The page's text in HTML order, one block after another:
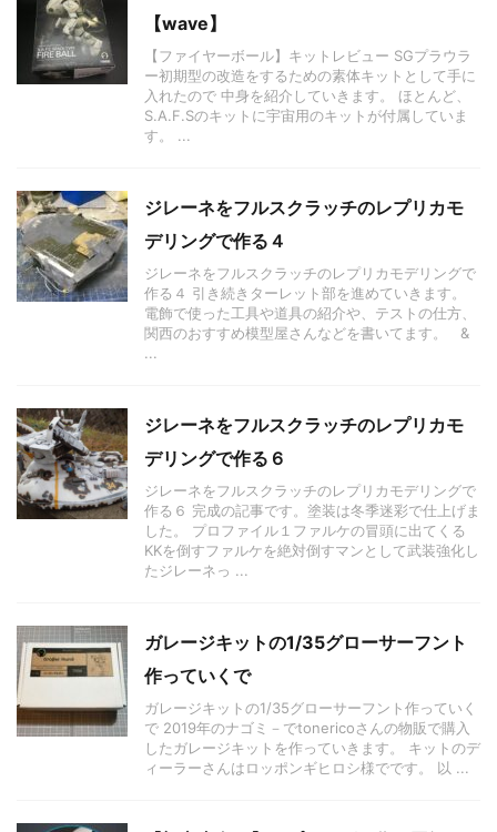
【wave】
【ファイヤーボール】キットレビュー SGプラウラ
ー初期型の改造をするための素体キットとして手に
入れたので 中身を紹介していきます。 ほとんど、
S.A.F.Sのキットに宇宙用のキットが付属していま
す。 ...
ジレーネをフルスクラッチのレプリカモ
デリングで作る４
ジレーネをフルスクラッチのレプリカモデリングで
作る４ 引き続きターレット部を進めていきます。
電飾で使った工具や道具の紹介や、テストの仕方、
関西のおすすめ模型屋さんなどを書いてます。 &
...
ジレーネをフルスクラッチのレプリカモ
デリングで作る６
ジレーネをフルスクラッチのレプリカモデリングで
作る６ 完成の記事です。塗装は冬季迷彩で仕上げま
した。 プロファイル１ファルケの冒頭に出てくる
KKを倒すファルケを絶対倒すマンとして武装強化し
たジレーネっ ...
ガレージキットの1/35グローサーフント
作っていくで
ガレージキットの1/35グローサーフント作っていく
で 2019年のナゴミ－でtonericoさんの物販で購入
したガレージキットを作っていきます。 キットのデ
ィーラーさんはロッポンギヒロシ様でです。 以 ...